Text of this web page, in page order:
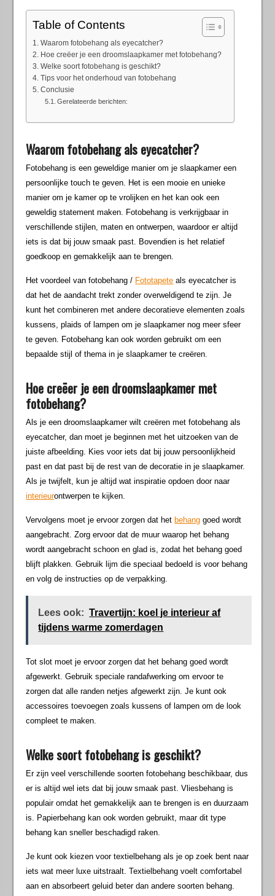
Table of Contents
Waarom fotobehang als eyecatcher?
Hoe creëer je een droomslaapkamer met fotobehang?
Welke soort fotobehang is geschikt?
Tips voor het onderhoud van fotobehang
Conclusie
Gerelateerde berichten:
Waarom fotobehang als eyecatcher?
Fotobehang is een geweldige manier om je slaapkamer een
persoonlijke touch te geven. Het is een mooie en unieke
manier om je kamer op te vrolijken en het kan ook een
geweldig statement maken. Fotobehang is verkrijgbaar in
verschillende stijlen, maten en ontwerpen, waardoor er altijd
iets is dat bij jouw smaak past. Bovendien is het relatief
goedkoop en gemakkelijk aan te brengen.
Het voordeel van fotobehang / Fototapete als eyecatcher is
dat het de aandacht trekt zonder overweldigend te zijn. Je
kunt het combineren met andere decoratieve elementen zoals
kussens, plaids of lampen om je slaapkamer nog meer sfeer
te geven. Fotobehang kan ook worden gebruikt om een
bepaalde stijl of thema in je slaapkamer te creëren.
Hoe creëer je een droomslaapkamer met
fotobehang?
Als je een droomslaapkamer wilt creëren met fotobehang als
eyecatcher, dan moet je beginnen met het uitzoeken van de
juiste afbeelding. Kies voor iets dat bij jouw persoonlijkheid
past en dat past bij de rest van de decoratie in je slaapkamer.
Als je twijfelt, kun je altijd wat inspiratie opdoen door naar
interieurontwerpen te kijken.
Vervolgens moet je ervoor zorgen dat het behang goed wordt
aangebracht. Zorg ervoor dat de muur waarop het behang
wordt aangebracht schoon en glad is, zodat het behang goed
blijft plakken. Gebruik lijm die speciaal bedoeld is voor behang
en volg de instructies op de verpakking.
Lees ook: Travertijn: koel je interieur af
tijdens warme zomerdagen
Tot slot moet je ervoor zorgen dat het behang goed wordt
afgewerkt. Gebruik speciale randafwerking om ervoor te
zorgen dat alle randen netjes afgewerkt zijn. Je kunt ook
accessoires toevoegen zoals kussens of lampen om de look
compleet te maken.
Welke soort fotobehang is geschikt?
Er zijn veel verschillende soorten fotobehang beschikbaar, dus
er is altijd wel iets dat bij jouw smaak past. Vliesbehang is
populair omdat het gemakkelijk aan te brengen is en duurzaam
is. Papierbehang kan ook worden gebruikt, maar dit type
behang kan sneller beschadigd raken.
Je kunt ook kiezen voor textielbehang als je op zoek bent naar
iets wat meer luxe uitstraalt. Textielbehang voelt comfortabel
aan en absorbeert geluid beter dan andere soorten behang.